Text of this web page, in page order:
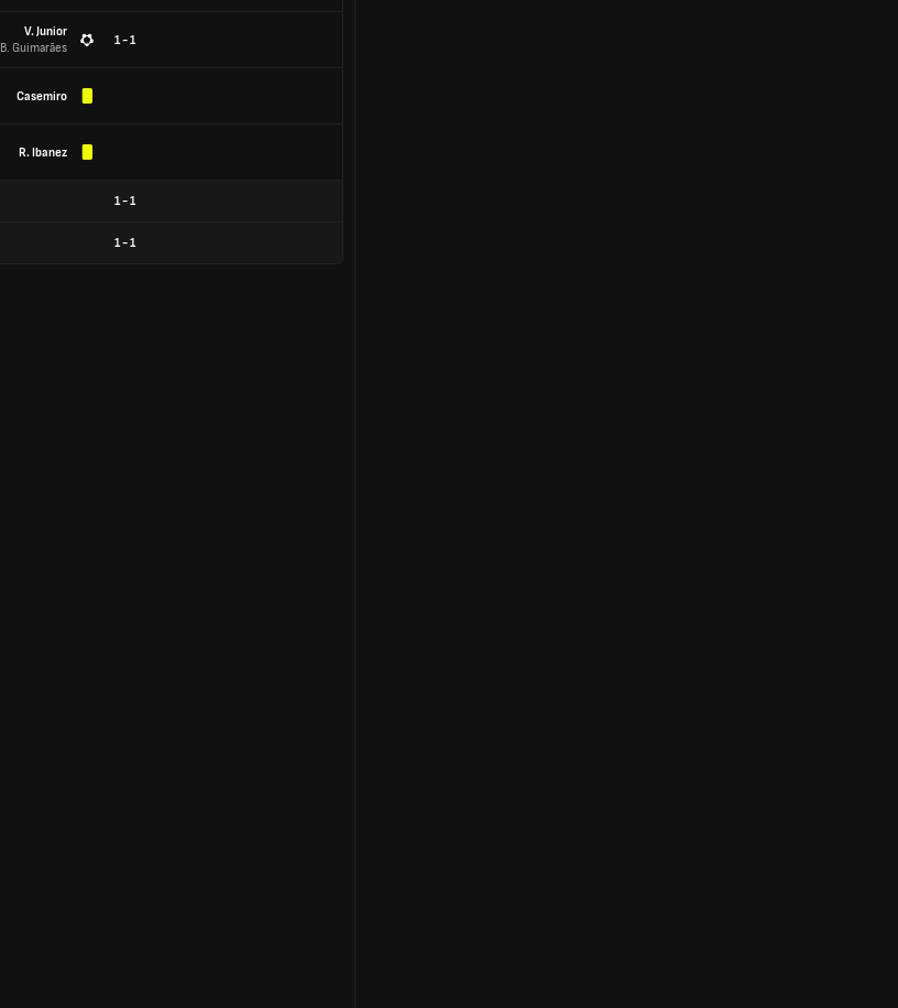
V. Junior
B. Guimarães
1 - 1
Casemiro
R. Ibanez
1-1
1-1